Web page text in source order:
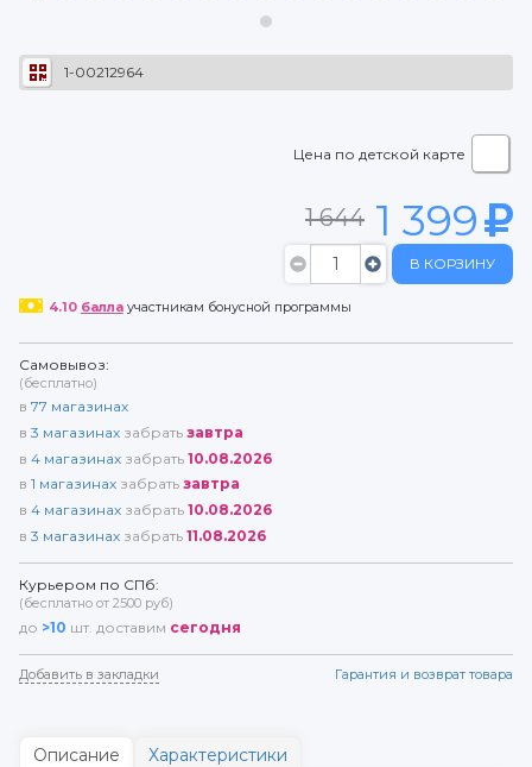
1-00212964
Цена по детской карте
1 644 1 399
В КОРЗИНУ
4.10 баллаучастникам бонусной программы
Самовывоз:
(бесплатно)
в 77 магазинах
в 3 магазинах забрать завтра
в 4 магазинах забрать 10.08.2026
в 1 магазинах забрать завтра
в 4 магазинах забрать 10.08.2026
в 3 магазинах забрать 11.08.2026
Курьером по СПб:
(бесплатно от 2500 руб)
до >10 шт. доставим сегодня
Добавить в закладки Гарантия и возврат товара
Описание Характеристики